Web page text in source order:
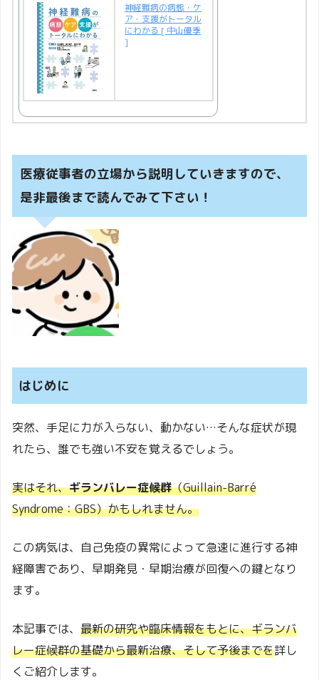
神経難病の病態・ケ
ア・支援がトータル
にわかる [ 中山優季
]
医療従事者の立場から説明していきますので、
是非最後まで読んでみて下さい！
はじめに
突然、手足に力が入らない、動かない…そんな症状が現
れたら、誰でも強い不安を覚えるでしょう。
実はそれ、ギランバレー症候群（Guillain-Barré
Syndrome：GBS）かもしれません。
この病気は、自己免疫の異常によって急速に進行する神
経障害であり、早期発見・早期治療が回復への鍵となり
ます。
本記事では、 最新の研究や臨床情報をもとに、ギランバ
レー症候群の基礎から最新治療、そして予後までを詳し
くご紹介します。